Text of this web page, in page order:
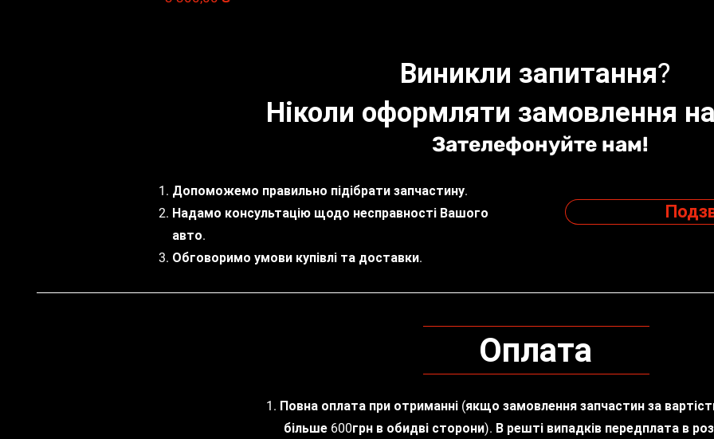
Виникли запитання?
Ніколи оформляти замовлення на
Зателефонуйте нам!
Допоможемо правильно підібрати запчастину.
Надамо консультацію щодо несправності Вашого
авто.
Обговоримо умови купівлі та доставки.
Оплата
1. Повна оплата при отриманні (якщо замовлення запчастин за
більше 600грн в обидві сторони). В решті випадків передплата в